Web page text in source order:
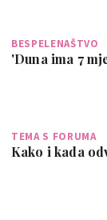
BESPELENAŠTVO
'Duna ima 7
TEMA S FORUMA
Kako i kada